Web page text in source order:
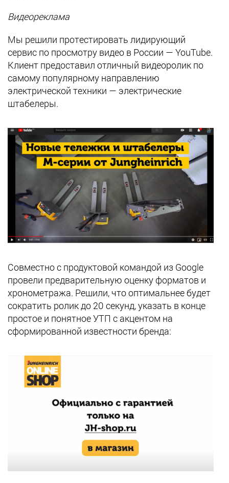
Видеореклама
Мы решили протестировать лидирующий
сервис по просмотру видео в России — YouTube.
Клиент предоставил отличный видеоролик по
самому популярному направлению
электрической техники — электрические
штабелеры.
Совместно с продуктовой командой из Google
провели предварительную оценку форматов и
хронометража. Решили, что оптимальнее будет
сократить ролик до 20 секунд, указать в конце
простое и понятное УТП с акцентом на
сформированной известности бренда: